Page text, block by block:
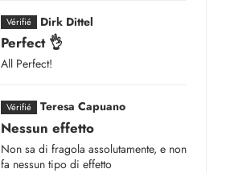
Dirk Dittel
Perfect 👌
All Perfect!
Teresa Capuano
Nessun effetto
Non sa di fragola assolutamente, e non
fa nessun tipo di effetto